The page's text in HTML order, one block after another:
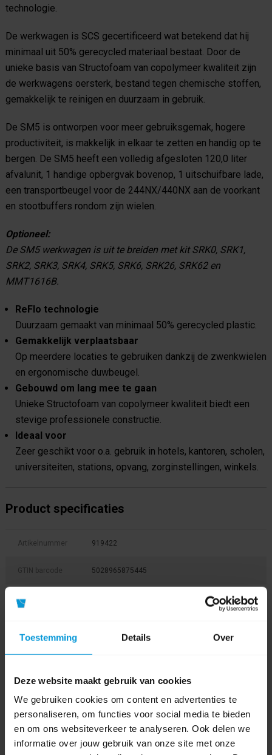
Toestemming Details Over
Deze website maakt gebruik van cookies
We gebruiken cookies om content en advertenties te
personaliseren, om functies voor social media te bieden
en om ons websiteverkeer te analyseren. Ook delen we
informatie over jouw gebruik van onze site met onze
technologie.
De werkwagen is SCS gecertificeerd wat betekend dat hij
minimaal uit 50% gerecycled materiaal bestaat. Door de
unieke basis van Structofoam van copolymeer kwaliteit zijn
de werkwagens oersterk, bestand tegen chemische stoffen,
gemakkelijk te reinigen en duurzaam in gebruik.
De SM5 is ontworpen voor meer gebruiksgemak, hogere
productiviteit, is makkelijk in elkaar te zetten en handig op te
bergen. De SM5 heeft een volledig afgesloten 120,0 liter
afvalunit, 1 handige opbergvak bovenop, 1 uitschuifbare lade,
een transportbeugel voor de 244NX/440NX aan de voorkant
en stootbuffers rondom zijn wielen.
Optioneel:
De SM5werkwagen is uit te breiden met kit SRK0, SRK1,
SRK2, SRK3, SRK4, SRK5, SRK6, SRK26, SRK62 en
MMT1616B.
ReFlo technologie
Duurzaam gemaakt van minimaal 50% gerecycled plastic.
Gemakkelijk verplaatsbaar
Op meerdere locaties te gebruiken dankzij de zwenkwielen
en ergonomische duwbeugel.
Gebouwd om lang mee te gaan
Unieke Structofoam van copolymeer kwaliteit biedt een
stevige professionele constructie.
Ideaal voor
Zeer geschikt voor o.a. gebruik in hotels, kantoren, scholen,
universiteiten, stations, opvang, zorginstellingen, winkels.
Product specificaties
Artikelnummer 919422
GTIN barcode 5028965875445
Fabrikant:
Kleur
Wieldiameter 4x 125mm (2x met rem)
Gewicht
Product labels